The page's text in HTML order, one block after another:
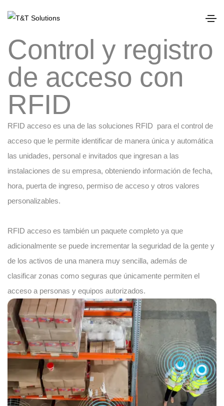
Control y registro
de acceso con
RFID
RFID acceso es una de las soluciones RFID para el control de
acceso que le permite identificar de manera única y automática
las unidades, personal e invitados que ingresan a las
instalaciones de su empresa, obteniendo información de fecha,
hora, puerta de ingreso, permiso de acceso y otros valores
personalizables.
RFID acceso es también un paquete completo ya que
adicionalmente se puede incrementar la seguridad de la gente y
de los activos de una manera muy sencilla, además de
clasificar zonas como seguras que únicamente permiten el
acceso a personas y equipos autorizados.